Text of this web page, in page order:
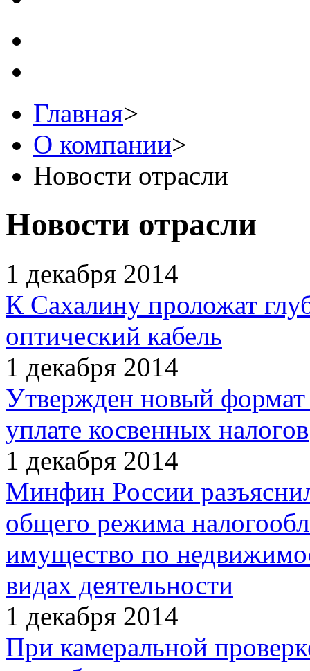
Главная>
О компании>
Новости отрасли
Новости отрасли
1 декабря 2014
К Сахалину проложат
оптический кабель
1 декабря 2014
Утвержден новый формат
уплате косвенных налогов
1 декабря 2014
Минфин России
общего режима
имущество по
видах деятельности
1 декабря 2014
При камеральной